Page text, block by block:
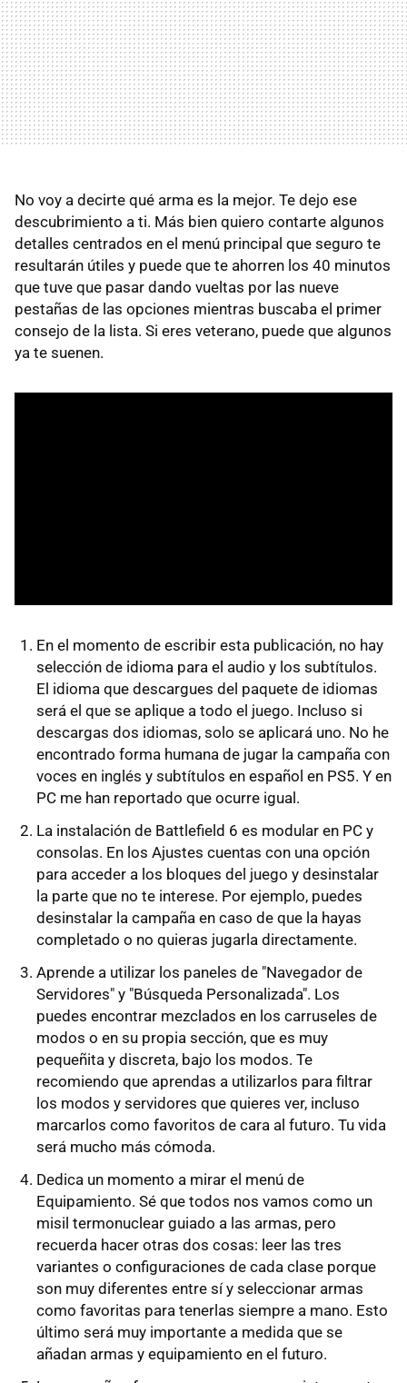
No voy a decirte qué arma es la mejor. Te dejo ese
descubrimiento a ti. Más bien quiero contarte algunos
detalles centrados en el menú principal que seguro te
resultarán útiles y puede que te ahorren los 40 minutos
que tuve que pasar dando vueltas por las nueve
pestañas de las opciones mientras buscaba el primer
consejo de la lista. Si eres veterano, puede que algunos
ya te suenen.
En el momento de escribir esta publicación, no hay
selección de idioma para el audio y los subtítulos.
El idioma que descargues del paquete de idiomas
será el que se aplique a todo el juego. Incluso si
descargas dos idiomas, solo se aplicará uno. No he
encontrado forma humana de jugar la campaña con
voces en inglés y subtítulos en español en PS5. Y en
PC me han reportado que ocurre igual.
La instalación de Battlefield 6 es modular en PC y
consolas. En los Ajustes cuentas con una opción
para acceder a los bloques del juego y desinstalar
la parte que no te interese. Por ejemplo, puedes
desinstalar la campaña en caso de que la hayas
completado o no quieras jugarla directamente.
Aprende a utilizar los paneles de "Navegador de
Servidores" y "Búsqueda Personalizada". Los
puedes encontrar mezclados en los carruseles de
modos o en su propia sección, que es muy
pequeñita y discreta, bajo los modos. Te
recomiendo que aprendas a utilizarlos para filtrar
los modos y servidores que quieres ver, incluso
marcarlos como favoritos de cara al futuro. Tu vida
será mucho más cómoda.
Dedica un momento a mirar el menú de
Equipamiento. Sé que todos nos vamos como un
misil termonuclear guiado a las armas, pero
recuerda hacer otras dos cosas: leer las tres
variantes o configuraciones de cada clase porque
son muy diferentes entre sí y seleccionar armas
como favoritas para tenerlas siempre a mano. Esto
último será muy importante a medida que se
añadan armas y equipamiento en el futuro.